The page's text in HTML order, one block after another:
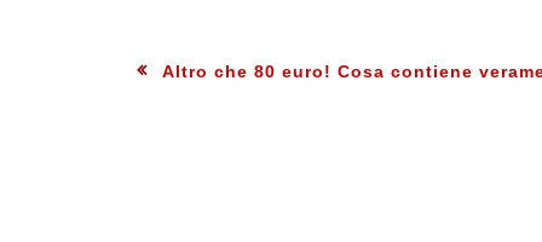
Navigazione
Previous
:
Altro che 80 euro! Cosa contiene